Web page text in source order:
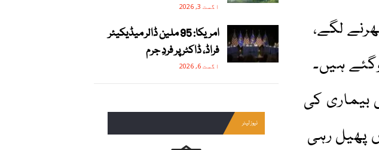
لگے،
ہیں۔
بیماری کی
پھیل رہی
اگست 3, 2026
امریکا: 95 ملین ڈالر میڈیکیئر
فراڈ، ڈاکٹر پر فردِ جرم
اگست 6, 2026
نیوز لیٹر